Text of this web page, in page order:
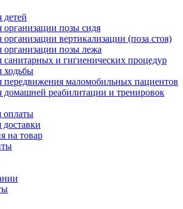
позы сидя
вертикализации (поза стоя)
позы лежа
и гигиенических процедур
ходьбы
передвижения маломобильных пациентов
домашней реабилитации и тренировок
оплаты
доставки
на товар